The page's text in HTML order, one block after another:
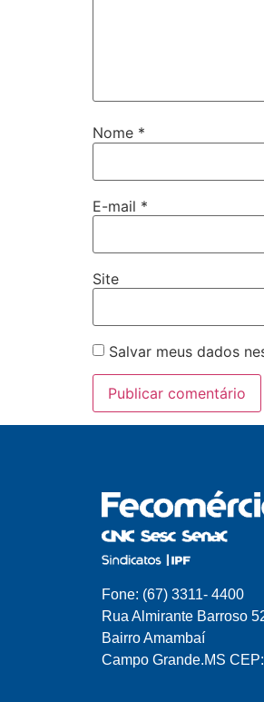
Nome *
E-mail *
Site
Salvar meus dados
Fone: (67) 3311- 4400
Rua Almirante Barroso
Bairro Amambaí
Campo Grande.MS